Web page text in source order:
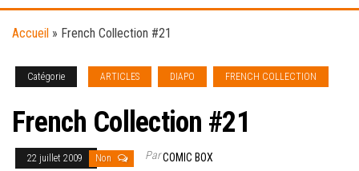
Accueil » French Collection #21
Catégorie ARTICLES DIAPO FRENCH COLLECTION
French Collection #21
22 juillet 2009 Non ParCOMIC BOX